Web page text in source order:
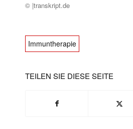
© |transkript.de
Immuntherapie
TEILEN SIE DIESE SEITE